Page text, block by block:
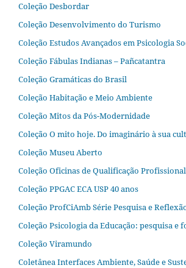
Coleção Desbordar
Coleção Desenvolvimento do Turismo
Coleção Estudos Avançados em Psicologia
Coleção Fábulas Indianas – Pañcatantra
Coleção Gramáticas do Brasil
Coleção Habitação e Meio Ambiente
Coleção Mitos da Pós-Modernidade
Coleção O mito hoje. Do imaginário à sua
Coleção Museu Aberto
Coleção Oficinas de Qualificação Profissional
Coleção PPGAC ECA USP 40 anos
Coleção ProfCiAmb Série Pesquisa e
Coleção Psicologia da Educação: pesquisa e
Coleção Viramundo
Coletânea Interfaces Ambiente, Saúde e